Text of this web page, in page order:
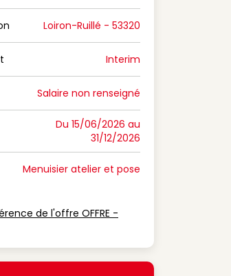
Loiron-Ruillé - 53320
Interim
Salaire non renseigné
Du 15/06/2026 au
31/12/2026
Menuisier atelier et pose
de l'offre OFFRE -